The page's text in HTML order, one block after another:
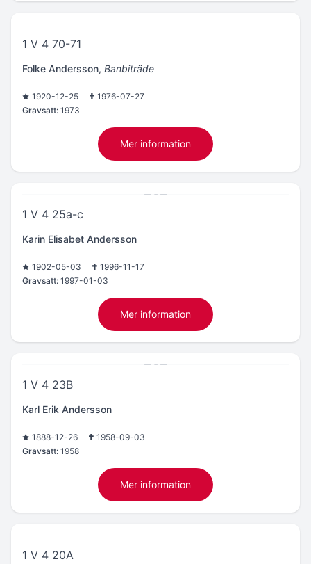
1 V 4 70-71
Folke Andersson, Banbiträde
1920-12-25
1976-07-27
Gravsatt: 1973
Mer information
1 V 4 25a-c
Karin Elisabet Andersson
1902-05-03
1996-11-17
Gravsatt: 1997-01-03
Mer information
1 V 4 23B
Karl Erik Andersson
1888-12-26
1958-09-03
Gravsatt: 1958
Mer information
1 V 4 20A